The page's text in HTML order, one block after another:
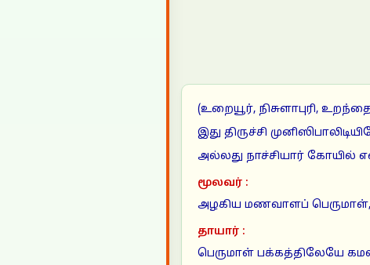
(உறையூர், நிசுளாபுரி,
இது திருச்சி
அல்லது நாச்சியார் கோயில்
மூலவர் :
அழகிய மணவாளப்
தாயார் :
பெருமாள் பக்கத்திலேயே